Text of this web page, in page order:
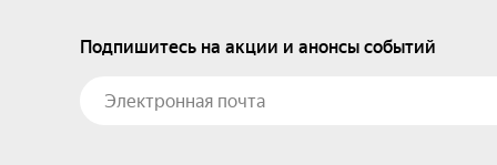
Подпишитесь на акции и анонсы событий